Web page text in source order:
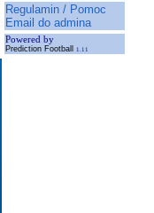
Regulamin / Pomoc
Email do admina
Powered by
Prediction Football 1.11